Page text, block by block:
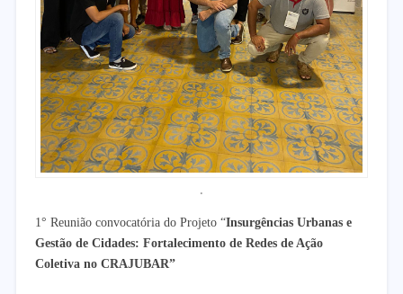
.
1° Reunião convocatória do Projeto “Insurgências Urbanas e
Gestão de Cidades: Fortalecimento de Redes de Ação
Coletiva no CRAJUBAR”